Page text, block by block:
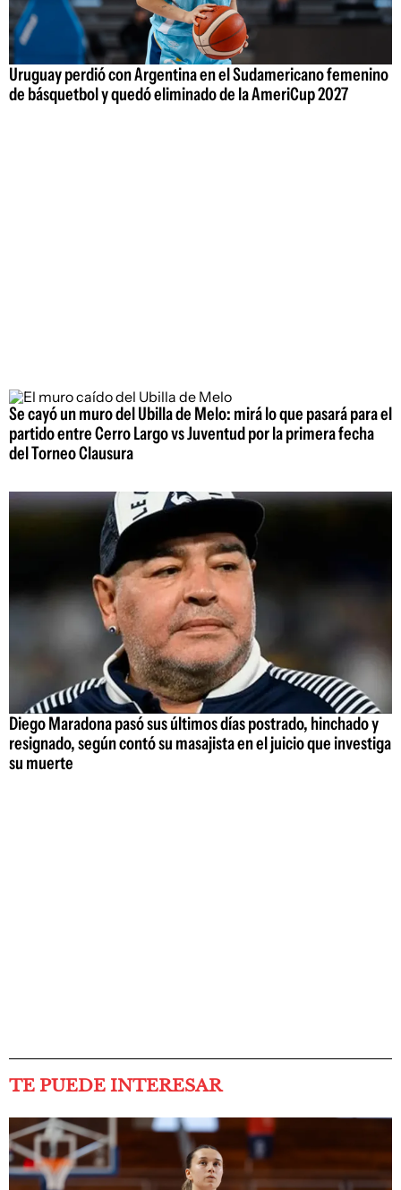
Uruguay perdió con Argentina en el Sudamericano femenino
de básquetbol y quedó eliminado de la AmeriCup 2027
Se cayó un muro del Ubilla de Melo: mirá lo que pasará para el
partido entre Cerro Largo vs Juventud por la primera fecha
del Torneo Clausura
Diego Maradona pasó sus últimos días postrado, hinchado y
resignado, según contó su masajista en el juicio que investiga
su muerte
TE PUEDE INTERESAR